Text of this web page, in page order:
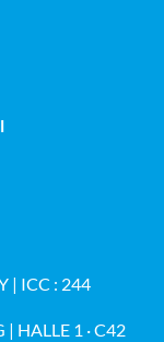
| ICC : 244
| HALLE 1 · C42